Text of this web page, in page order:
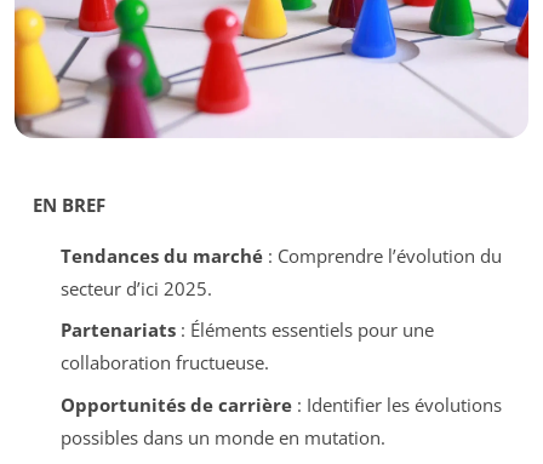
EN BREF
Tendances du marché: Comprendre l’évolution du
secteur d’ici 2025.
Partenariats: Éléments essentiels pour une
collaboration fructueuse.
Opportunités de carrière: Identifier les évolutions
possibles dans un monde en mutation.